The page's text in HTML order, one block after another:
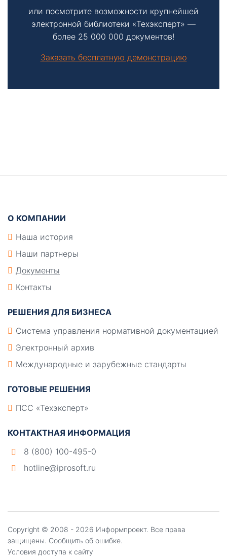
или посмотрите возможности крупнейшей
электронной библиотеки «Техэксперт» —
более 25 000 000 документов!
Заказать бесплатную демонстрацию
О КОМПАНИИ
Наша история
Наши партнеры
Документы
Контакты
РЕШЕНИЯ ДЛЯ БИЗНЕСА
Система управления нормативной документацией
Электронный архив
Международные и зарубежные стандарты
ГОТОВЫЕ РЕШЕНИЯ
ПСС «Техэксперт»
КОНТАКТНАЯ ИНФОРМАЦИЯ
8 (800) 100-495-0
hotline@iprosoft.ru
Copyright © 2008 - 2026 Информпроект. Все права
защищены. Сообщить об ошибке.
Условия доступа к сайту